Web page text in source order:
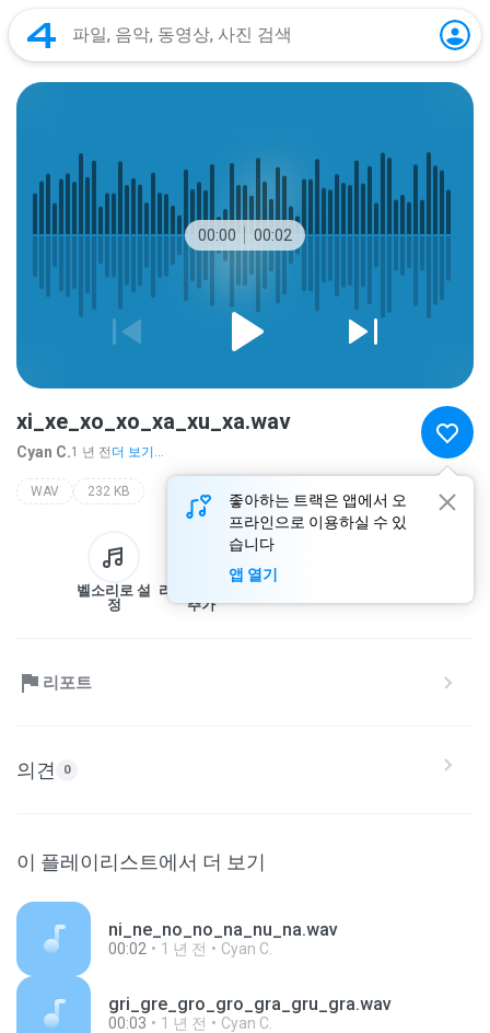
00:00 00:02
좋아하는 트랙은 앱에서 오
프라인으로 이용하실 수 있
습니다
앱 열기
xi_xe_xo_xo_xa_xu_xa.wav
Cyan C.1 년 전 더 보기...
WAV 232 KB
벨소리로 설
정
라이브러리에
추가
리포트
의견 0
이 플레이리스트에서 더 보기
ni_ne_no_no_na_nu_na.wav
00:02 1 년 전 Cyan C.
gri_gre_gro_gro_gra_gru_gra.wav
00:03 1 년 전 Cyan C.